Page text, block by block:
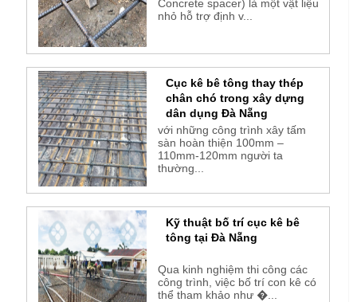
Concrete spacer) là một vật liệu
nhỏ hỗ trợ định v...
Cục kê bê tông thay thép
chân chó trong xây dựng
dân dụng Đà Nẵng
với những công trình xây tấm
sàn hoàn thiện 100mm –
110mm-120mm người ta
thường...
Kỹ thuật bố trí cục kê bê
tông tại Đà Nẵng
Qua kinh nghiệm thi công các
công trình, việc bố trí con kê có
thể tham khảo như �...